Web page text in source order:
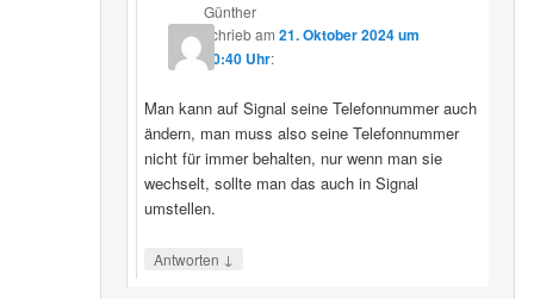
Günther
schriebam21. Oktober 2024 um
00:40 Uhr:
Man kann auf Signal seine Telefonnummer auch
ändern, man muss also seine Telefonnummer
nicht für immer behalten, nur wenn man sie
wechselt, sollte man das auch in Signal
umstellen.
Antworten ↓